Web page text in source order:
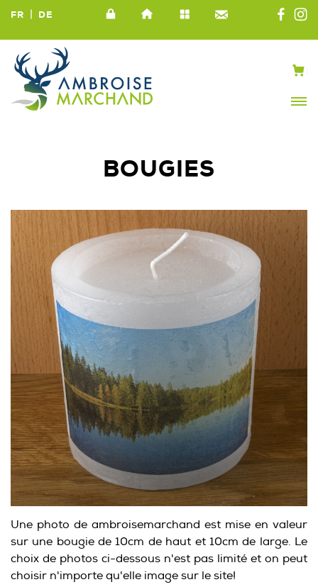
FR | DE
BOUGIES
Une photo de ambroisemarchand est mise en valeur
sur une bougie de 10cm de haut et 10cm de large. Le
choix de photos ci-dessous n'est pas limité et on peut
choisir n'importe qu'elle image sur le site!